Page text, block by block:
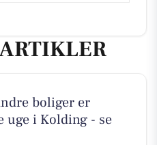
boliger er
uge i Kolding - se